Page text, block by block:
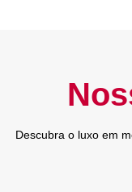
Descubra o luxo em